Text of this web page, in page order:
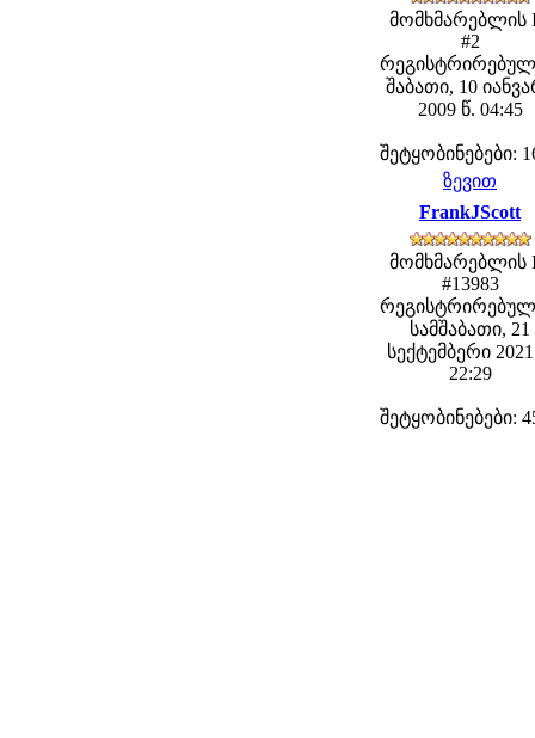
მომხმარებლის
#2
შაბათი, 10
2009 წ. 04:45
შეტყობინებები:
ზევით
FrankJScott
მომხმარებლის
#13983
სამშაბათი, 21
სექტემბერი
22:29
შეტყობინებები: